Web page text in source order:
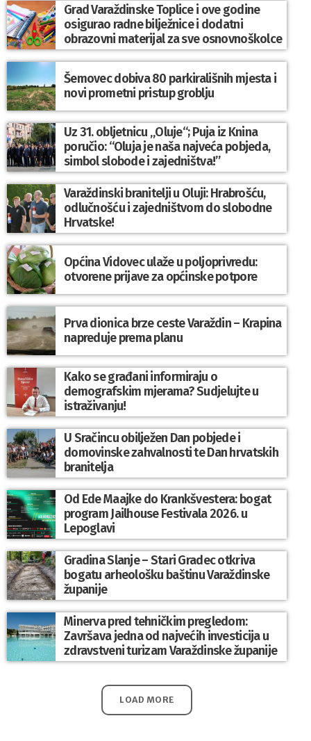
Grad Varaždinske Toplice i ove godine
osigurao radne bilježnice i dodatni
obrazovni materijal za sve osnovnoškolce
Šemovec dobiva 80 parkirališnih mjesta i
novi prometni pristup groblju
Uz 31. obljetnicu „Oluje“; Puja iz Knina
poručio: “Oluja je naša najveća pobjeda,
simbol slobode i zajedništva!”
Varaždinski branitelji u Oluji: Hrabrošću,
odlučnošću i zajedništvom do slobodne
Hrvatske!
Općina Vidovec ulaže u poljoprivredu:
otvorene prijave za općinske potpore
Prva dionica brze ceste Varaždin – Krapina
napreduje prema planu
Kako se građani informiraju o
demografskim mjerama? Sudjelujte u
istraživanju!
U Sračincu obilježen Dan pobjede i
domovinske zahvalnosti te Dan hrvatskih
branitelja
Od Ede Maajke do Krankšvestera: bogat
program Jailhouse Festivala 2026. u
Lepoglavi
Gradina Slanje – Stari Gradec otkriva
bogatu arheološku baštinu Varaždinske
županije
Minerva pred tehničkim pregledom:
Završava jedna od najvećih investicija u
zdravstveni turizam Varaždinske županije
LOAD MORE